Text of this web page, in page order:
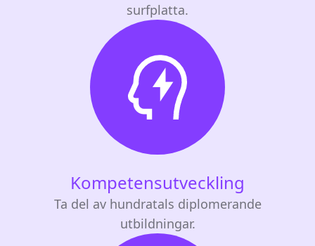
surfplatta.
Kompetensutveckling
Ta del av hundratals diplomerande
utbildningar.